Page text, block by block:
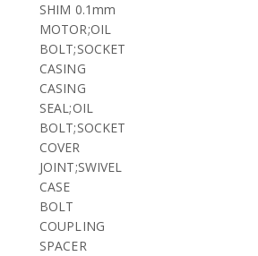
SHIM 0.1mm
MOTOR;OIL
BOLT;SOCKET
CASING
CASING
SEAL;OIL
BOLT;SOCKET
COVER
JOINT;SWIVEL
CASE
BOLT
COUPLING
SPACER